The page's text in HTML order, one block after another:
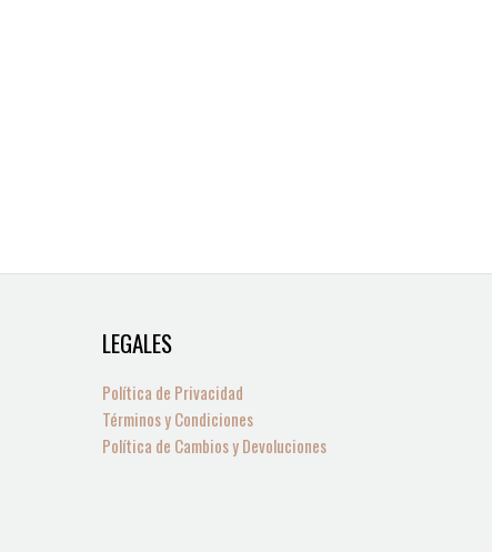
LEGALES
Política de Privacidad
Términos y Condiciones
Política de Cambios y Devoluciones